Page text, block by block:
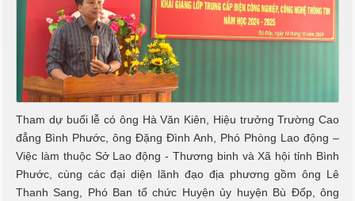
Tham dự buổi lễ có ông Hà Văn Kiên, Hiệu trưởng Trường Cao
đẳng Bình Phước, ông Đặng Đình Anh, Phó Phòng Lao động –
Việc làm thuộc Sở Lao động - Thương binh và Xã hội tỉnh Bình
Phước, cùng các đại diện lãnh đạo địa phương gồm ông Lê
Thanh Sang, Phó Ban tổ chức Huyện ủy huyện Bù Đốp, ông